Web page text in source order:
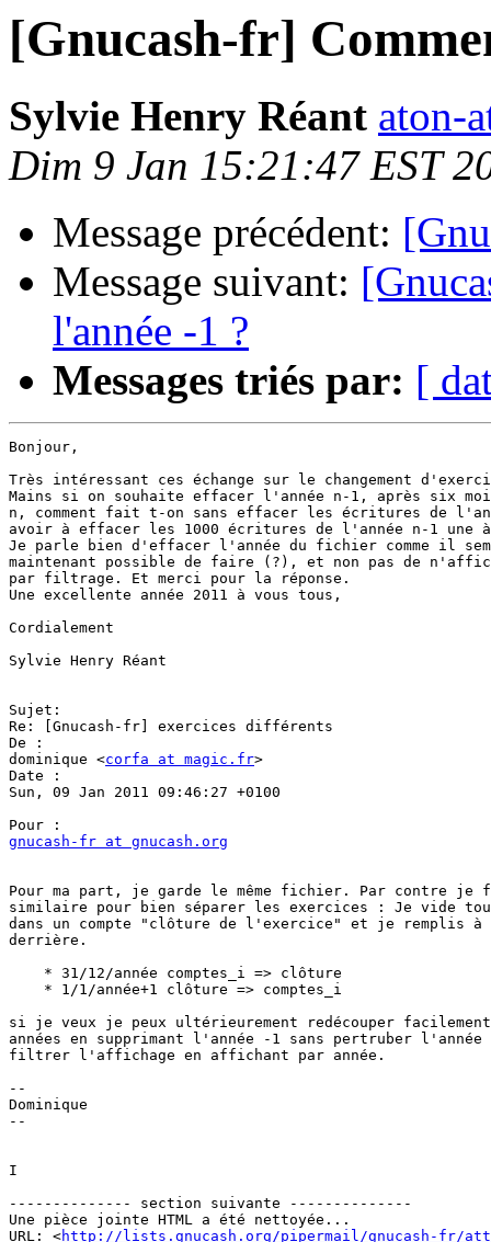
[Gnucash-fr]
Sylvie Henry Réant aton-
Dim 9 Jan 15:21:47 EST
Message précédent:
Message suivant:
l'année -1 ?
Messages triés par: [
Bonjour,
Très intéressant ces échange sur le changement
Mains si on souhaite effacer l'année n-1, après six
n, comment fait t-on sans effacer les écritures de
avoir à effacer les 1000 écritures de l'année n-1 une
Je parle bien d'effacer l'année du fichier comme il
maintenant possible de faire (?), et non pas de
par filtrage. Et merci pour la réponse.
Une excellente année 2011 à vous tous,
Cordialement
Sylvie Henry Réant
Sujet:
Re: [Gnucash-fr] exercices différents
De :
dominique <corfa at magic.fr>
Date :
Sun, 09 Jan 2011 09:46:27 +0100
gnucash-fr at gnucash.org
Pour ma part, je garde le même fichier. Par contre je
similaire pour bien séparer les exercices : Je vide
dans un compte "clôture de l'exercice" et je remplis
derrière.
    * 31/12/année comptes_i => clôture
    * 1/1/année+1 clôture => comptes_i
si je veux je peux ultérieurement redécouper
années en supprimant l'année -1 sans pertruber
filtrer l'affichage en affichant par année.
--
Dominique
--
I
-------------- section suivante --------------
Une pièce jointe HTML a été nettoyée...
URL: <http://lists.gnucash.org/pipermail/gnucash-fr/